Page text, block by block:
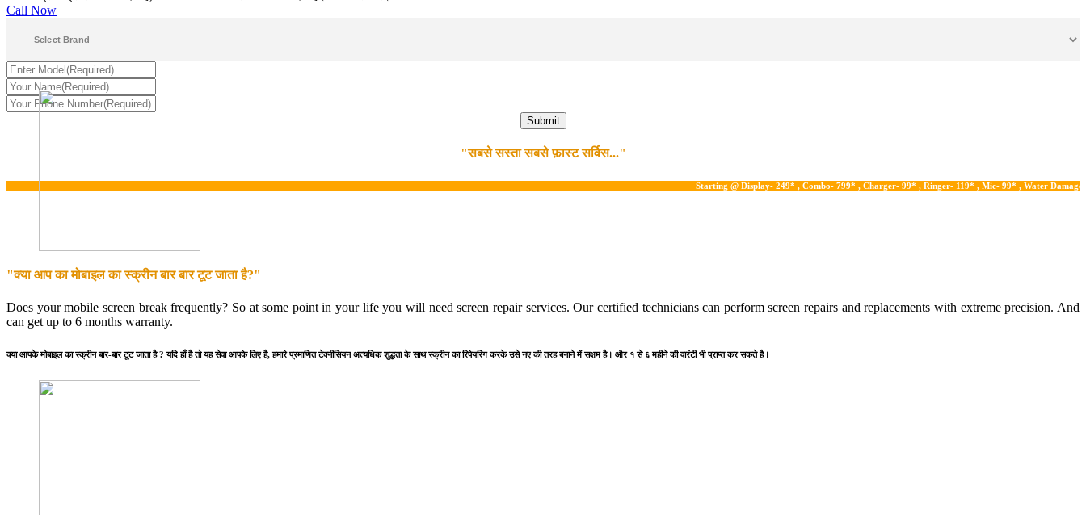
Call Now
"सबसे सस्ता सबसे फ़ास्ट सर्विस..."
Starting @ Display- 249* , Combo- 799* , Charger- 99* , Ringer- 119* , Mic- 99* , Water Damage- 199*
"क्या आप का मोबाइल का स्क्रीन बार बार टूट जाता है?"
Does your mobile screen break frequently? So at some point in your life you will need screen repair services. Our certified technicians can perform screen repairs and replacements with extreme precision. And
can get up to 6 months warranty.
क्या आपके मोबाइल का स्क्रीन बार-बार टूट जाता है ? यदि हाँ है तो यह सेवा आपके लिए है, हमारे प्रमाणित टेक्नीसियन अत्यधिक शुद्धता के साथ स्क्रीन का रिपेयरिंग करके उसे नए की तरह बनाने में सक्षम है। और १ से ६ महीने की वारंटी भी प्राप्त कर सकते है।